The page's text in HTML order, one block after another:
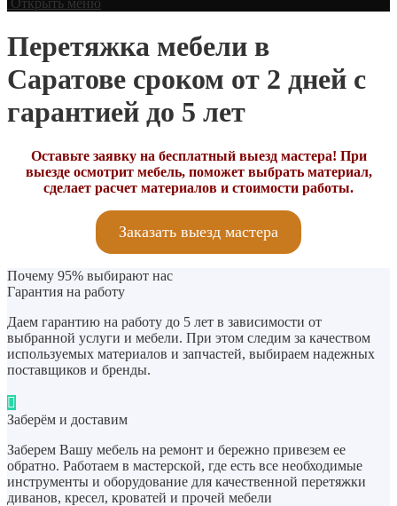
Открыть меню
Перетяжка мебели в
Саратове сроком от 2 дней с
гарантией до 5 лет
Оставьте заявку на бесплатный выезд мастера! При
выезде осмотрит мебель, поможет выбрать материал,
сделает расчет материалов и стоимости работы.
Заказать выезд мастера
Почему 95% выбирают нас
Гарантия на работу
Даем гарантию на работу до 5 лет в зависимости от
выбранной услуги и мебели. При этом следим за качеством
используемых материалов и запчастей, выбираем надежных
поставщиков и бренды.
Заберём и доставим
Заберем Вашу мебель на ремонт и бережно привезем ее
обратно. Работаем в мастерской, где есть все необходимые
инструменты и оборудование для качественной перетяжки
диванов, кресел, кроватей и прочей мебели